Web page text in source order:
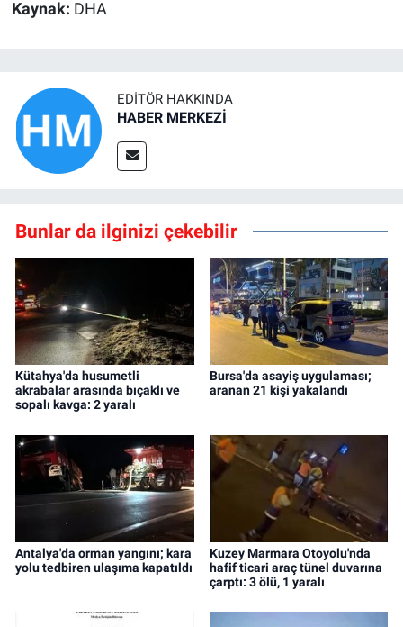
Kaynak: DHA
EDITÖR HAKKINDA
HABER MERKEZİ
Bunlar da ilginizi çekebilir
Kütahya'da husumetli
akrabalar arasında bıçaklı ve
sopalı kavga: 2 yaralı
Bursa'da asayiş uygulaması;
aranan 21 kişi yakalandı
Antalya'da orman yangını; kara
yolu tedbiren ulaşıma kapatıldı
Kuzey Marmara Otoyolu'nda
hafif ticari araç tünel duvarına
çarptı: 3 ölü, 1 yaralı